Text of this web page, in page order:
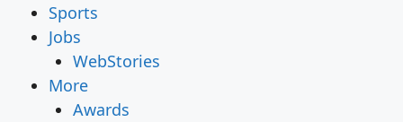
Sports
Jobs
WebStories
More
Awards